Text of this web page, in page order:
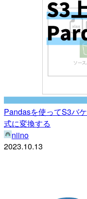
Pandasを使ってS3バ
式に変換する
niino
2023.10.13